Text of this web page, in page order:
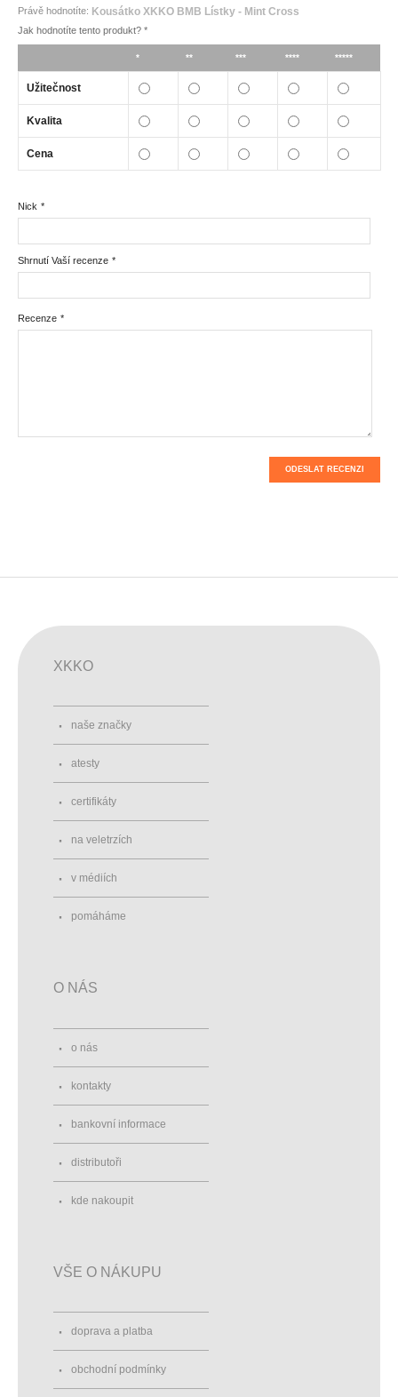
Právě hodnotíte: Kousátko XKKO BMB Lístky - Mint Cross
Jak hodnotíte tento produkt? *
* ** *** **** *****
Užitečnost
Kvalita
Cena
*
Nick
*
Shrnutí Vaší recenze
*
Recenze
ODESLAT RECENZI
XKKO
naše značky
atesty
certifikáty
na veletrzích
v médiích
pomáháme
O NÁS
o nás
kontakty
bankovní informace
distributoři
kde nakoupit
VŠE O NÁKUPU
doprava a platba
obchodní podmínky